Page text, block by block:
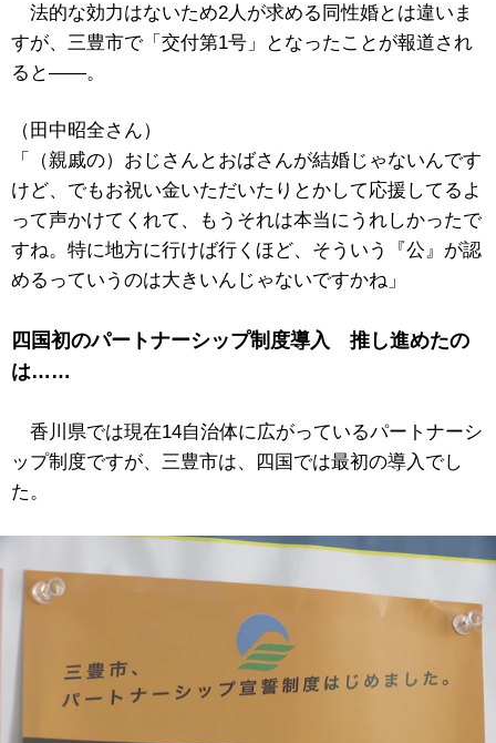
法的な効力はないため2人が求める同性婚とは違いま
すが、三豊市で「交付第1号」となったことが報道され
ると――。
（田中昭全さん）
「（親戚の）おじさんとおばさんが結婚じゃないんです
けど、でもお祝い金いただいたりとかして応援してるよ
って声かけてくれて、もうそれは本当にうれしかったで
すね。特に地方に行けば行くほど、そういう『公』が認
めるっていうのは大きいんじゃないですかね」
四国初のパートナーシップ制度導入 推し進めたの
は……
香川県では現在14自治体に広がっているパートナーシ
ップ制度ですが、三豊市は、四国では最初の導入でし
た。